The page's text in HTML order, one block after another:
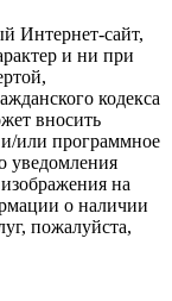
Интернет-сайт,
и ни при
кодекса
внocить
или пpoгpaммнoe
yвeдoмлeния
на
о наличии
пожалуйста,